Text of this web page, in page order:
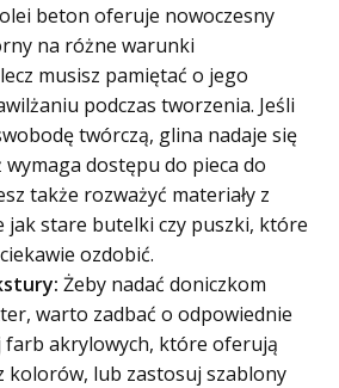
beton oferuje nowoczesny
na różne warunki
musisz pamiętać o jego
podczas tworzenia. Jeśli
twórczą, glina nadaje się
wymaga dostępu do pieca do
także rozważyć materiały z
jak stare butelki czy puszki, które
ozdobić.
Żeby nadać doniczkom
warto zadbać o odpowiednie
farb akrylowych, które oferują
kolorów, lub zastosuj szablony